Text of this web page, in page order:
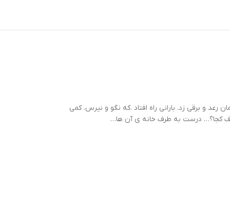
و برقی زد. بارانی راه افتاد .که نگو و نپرس. کمی
طرف کجا؟… درست به طرف خانه ی آن ها…